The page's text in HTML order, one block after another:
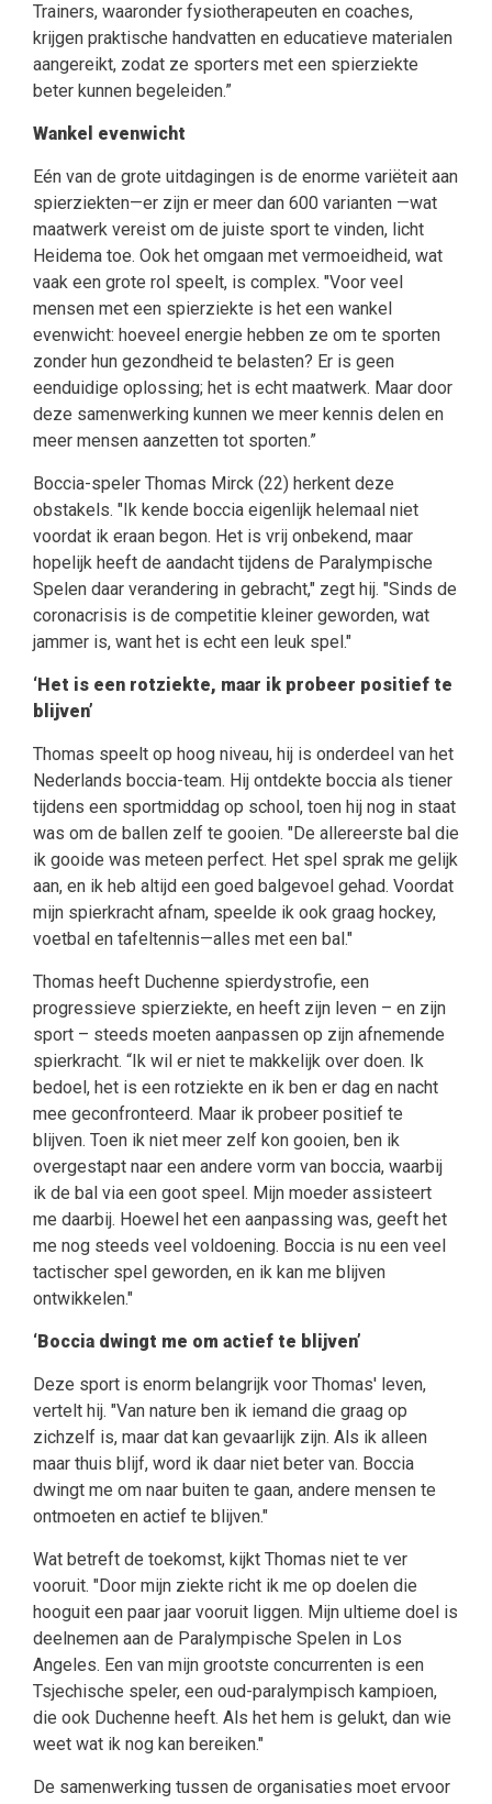
Trainers, waaronder fysiotherapeuten en coaches,
krijgen praktische handvatten en educatieve materialen
aangereikt, zodat ze sporters met een spierziekte
beter kunnen begeleiden.”
Wankel evenwicht
Eén van de grote uitdagingen is de enorme variëteit aan
spierziekten—er zijn er meer dan 600 varianten —wat
maatwerk vereist om de juiste sport te vinden, licht
Heidema toe. Ook het omgaan met vermoeidheid, wat
vaak een grote rol speelt, is complex. "Voor veel
mensen met een spierziekte is het een wankel
evenwicht: hoeveel energie hebben ze om te sporten
zonder hun gezondheid te belasten? Er is geen
eenduidige oplossing; het is echt maatwerk. Maar door
deze samenwerking kunnen we meer kennis delen en
meer mensen aanzetten tot sporten.”
Boccia-speler Thomas Mirck (22) herkent deze
obstakels. "Ik kende boccia eigenlijk helemaal niet
voordat ik eraan begon. Het is vrij onbekend, maar
hopelijk heeft de aandacht tijdens de Paralympische
Spelen daar verandering in gebracht," zegt hij. "Sinds de
coronacrisis is de competitie kleiner geworden, wat
jammer is, want het is echt een leuk spel."
‘Het is een rotziekte, maar ik probeer positief te
blijven’
Thomas speelt op hoog niveau, hij is onderdeel van het
Nederlands boccia-team. Hij ontdekte boccia als tiener
tijdens een sportmiddag op school, toen hij nog in staat
was om de ballen zelf te gooien. "De allereerste bal die
ik gooide was meteen perfect. Het spel sprak me gelijk
aan, en ik heb altijd een goed balgevoel gehad. Voordat
mijn spierkracht afnam, speelde ik ook graag hockey,
voetbal en tafeltennis—alles met een bal."
Thomas heeft Duchenne spierdystrofie, een
progressieve spierziekte, en heeft zijn leven – en zijn
sport – steeds moeten aanpassen op zijn afnemende
spierkracht. “Ik wil er niet te makkelijk over doen. Ik
bedoel, het is een rotziekte en ik ben er dag en nacht
mee geconfronteerd. Maar ik probeer positief te
blijven. Toen ik niet meer zelf kon gooien, ben ik
overgestapt naar een andere vorm van boccia, waarbij
ik de bal via een goot speel. Mijn moeder assisteert
me daarbij. Hoewel het een aanpassing was, geeft het
me nog steeds veel voldoening. Boccia is nu een veel
tactischer spel geworden, en ik kan me blijven
ontwikkelen."
‘Boccia dwingt me om actief te blijven’
Deze sport is enorm belangrijk voor Thomas' leven,
vertelt hij. "Van nature ben ik iemand die graag op
zichzelf is, maar dat kan gevaarlijk zijn. Als ik alleen
maar thuis blijf, word ik daar niet beter van. Boccia
dwingt me om naar buiten te gaan, andere mensen te
ontmoeten en actief te blijven."
Wat betreft de toekomst, kijkt Thomas niet te ver
vooruit. "Door mijn ziekte richt ik me op doelen die
hooguit een paar jaar vooruit liggen. Mijn ultieme doel is
deelnemen aan de Paralympische Spelen in Los
Angeles. Een van mijn grootste concurrenten is een
Tsjechische speler, een oud-paralympisch kampioen,
die ook Duchenne heeft. Als het hem is gelukt, dan wie
weet wat ik nog kan bereiken."
De samenwerking tussen de organisaties moet ervoor